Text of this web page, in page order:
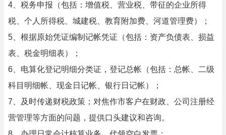
4、税务申报（包括：增值税、营业税、带征的企业所得
税、个人所得税、城建税、教育附加费、河道管理费）；
5、根据原始凭证编制记帐凭证（包括：资产负债表、损益
表、税金明细表）；
6、电算化登记明细分类证，登记总帐（包括：总帐、二级
科目明细帐、现金日记帐、银行日记帐）；
7、及时传递财税政策；对焦作市客户在财政、公司注册经
营管理等方面的问题，提供口头建议和咨询。